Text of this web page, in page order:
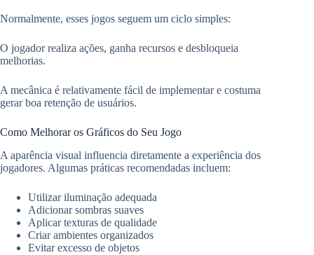
Normalmente, esses jogos seguem um ciclo simples:
O jogador realiza ações, ganha recursos e desbloqueia
melhorias.
A mecânica é relativamente fácil de implementar e costuma
gerar boa retenção de usuários.
Como Melhorar os Gráficos do Seu Jogo
A aparência visual influencia diretamente a experiência dos
jogadores. Algumas práticas recomendadas incluem:
Utilizar iluminação adequada
Adicionar sombras suaves
Aplicar texturas de qualidade
Criar ambientes organizados
Evitar excesso de objetos